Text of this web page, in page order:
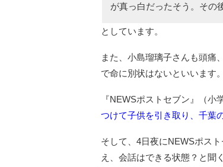
が真っ白だったそう。その
としています。
また、小島瑠璃子さんも頭痛
で命に別状はないといいます。
『NEWSポストセブン』（
つけて子供を引き取り、千葉
そして、4日夜にNEWSポス
え、会話はできる状態？と聞